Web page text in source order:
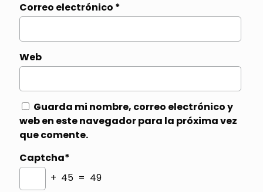
Correo electrónico *
Web
Guarda mi nombre, correo electrónico y
web en este navegador para la próxima vez
que comente.
Captcha*
+ 45 = 49